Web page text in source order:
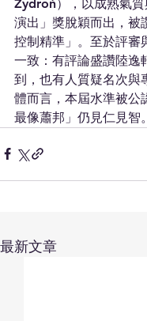
Zydroń），以成熟氣
演出」獎脫穎而出，被
控制精準」。至於評審
一致：有評論盛讚陸逸
到，也有人質疑名次與
體而言，本屆水準被公
最像蕭邦」仍見仁見智。
最新文章